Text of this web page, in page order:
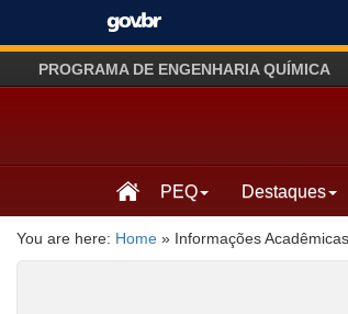
PROGRAMA DE ENGENHARIA QUÍMICA
PEQ Destaques
You are here: Home » Informações Acadêmicas